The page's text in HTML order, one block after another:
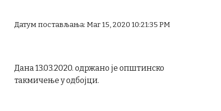
Датум постављања: Mar 15, 2020 10:21:35 PM
Дана 13.03.2020. одржано је општинско
такмичење у одбојци.